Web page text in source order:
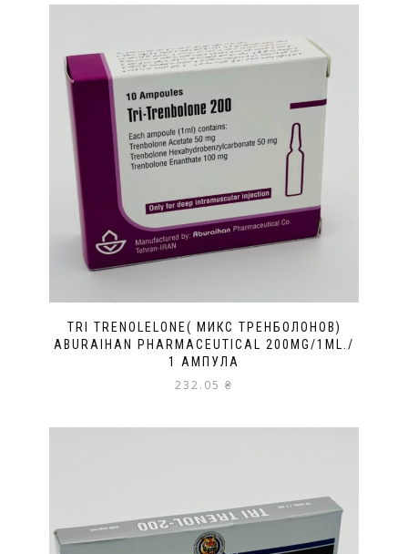
TRI TRENOLELОNE( МИКС ТРЕНБОЛОНОВ)
ABURAIHAN PHARMACEUTICAL 200MG/1ML./
1 АМПУЛА
232.05 ₴